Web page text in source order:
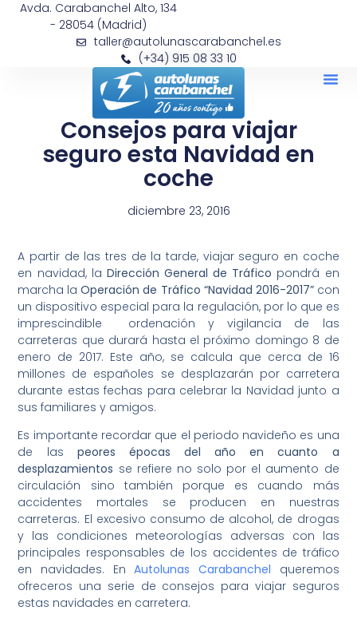
Avda. Carabanchel Alto, 134
- 28054 (Madrid)
taller@autolunascarabanchel.es
(+34) 915 08 33 10
Consejos para viajar
seguro esta Navidad en
coche
diciembre 23, 2016
A partir de las tres de la tarde, viajar seguro en coche
en navidad, la Dirección General de Tráfico pondrá en
marcha laOperación de Tráfico “Navidad 2016-2017”con
un dispositivo especial para la regulación, por lo que es
imprescindible ordenación y vigilancia de las
carreteras que durará hasta el próximo domingo 8 de
enero de 2017. Este año, se calcula que cerca de 16
millones de españoles se desplazarán por carretera
durante estas fechas para celebrar la Navidad junto a
sus familiares y amigos.
Es importante recordar que el periodo navideño es una
de las peores épocas del año en cuanto a
desplazamientos se refiere no solo por el aumento de
circulación sino también porque es cuando más
accidentes mortales se producen en nuestras
carreteras. El excesivo consumo de alcohol, de drogas
y las condiciones meteorologías adversas con las
principales responsables de los accidentes de tráfico
en navidades. EnAutolunas Carabanchel queremos
ofreceros una serie de consejos para viajar seguros
estas navidades en carretera.